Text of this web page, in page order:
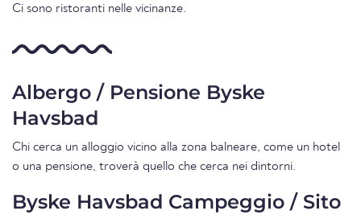
Ci sono ristoranti nelle vicinanze.
Albergo / Pensione Byske
Havsbad
Chi cerca un alloggio vicino alla zona balneare, come un hotel
o una pensione, troverà quello che cerca nei dintorni.
Byske Havsbad Campeggio / Sito